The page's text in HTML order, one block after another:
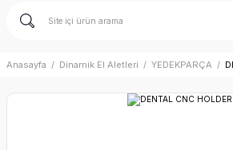
Anasayfa Dinamik El Aletleri YEDEKPARÇA